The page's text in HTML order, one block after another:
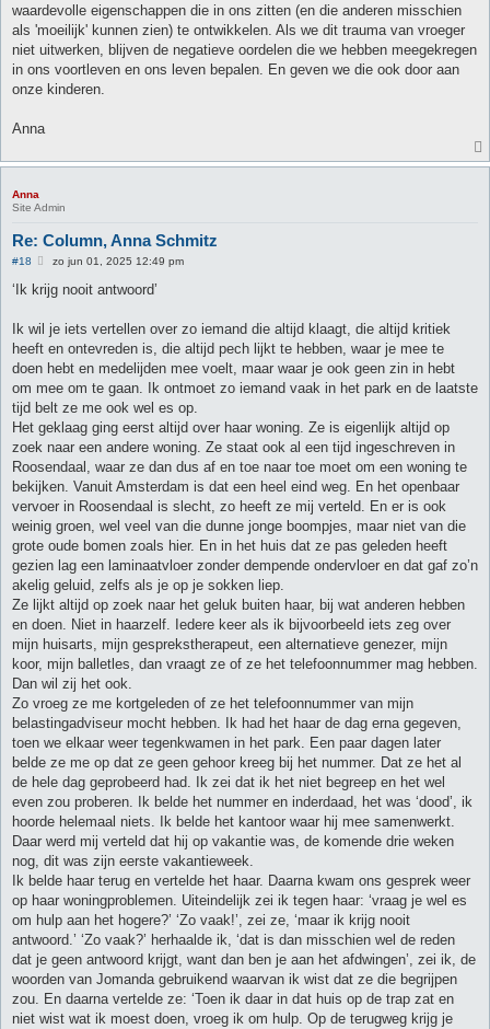
waardevolle eigenschappen die in ons zitten (en die anderen misschien
als 'moeilijk' kunnen zien) te ontwikkelen. Als we dit trauma van vroeger
niet uitwerken, blijven de negatieve oordelen die we hebben meegekregen
in ons voortleven en ons leven bepalen. En geven we die ook door aan
onze kinderen.
Anna
Anna
Site Admin
Re: Column, Anna Schmitz
#18
B
r
i
h
t
zo jun 01, 2025 12:49 pm
‘Ik krijg nooit antwoord’
Ik wil je iets vertellen over zo iemand die altijd klaagt, die altijd kritiek
heeft en ontevreden is, die altijd pech lijkt te hebben, waar je mee te
doen hebt en medelijden mee voelt, maar waar je ook geen zin in hebt
om mee om te gaan. Ik ontmoet zo iemand vaak in het park en de laatste
tijd belt ze me ook wel es op.
Het geklaag ging eerst altijd over haar woning. Ze is eigenlijk altijd op
zoek naar een andere woning. Ze staat ook al een tijd ingeschreven in
Roosendaal, waar ze dan dus af en toe naar toe moet om een woning te
bekijken. Vanuit Amsterdam is dat een heel eind weg. En het openbaar
vervoer in Roosendaal is slecht, zo heeft ze mij verteld. En er is ook
weinig groen, wel veel van die dunne jonge boompjes, maar niet van die
grote oude bomen zoals hier. En in het huis dat ze pas geleden heeft
gezien lag een laminaatvloer zonder dempende ondervloer en dat gaf zo’n
akelig geluid, zelfs als je op je sokken liep.
Ze lijkt altijd op zoek naar het geluk buiten haar, bij wat anderen hebben
en doen. Niet in haarzelf. Iedere keer als ik bijvoorbeeld iets zeg over
mijn huisarts, mijn gesprekstherapeut, een alternatieve genezer, mijn
koor, mijn balletles, dan vraagt ze of ze het telefoonnummer mag hebben.
Dan wil zij het ook.
Zo vroeg ze me kortgeleden of ze het telefoonnummer van mijn
belastingadviseur mocht hebben. Ik had het haar de dag erna gegeven,
toen we elkaar weer tegenkwamen in het park. Een paar dagen later
belde ze me op dat ze geen gehoor kreeg bij het nummer. Dat ze het al
de hele dag geprobeerd had. Ik zei dat ik het niet begreep en het wel
even zou proberen. Ik belde het nummer en inderdaad, het was ‘dood’, ik
hoorde helemaal niets. Ik belde het kantoor waar hij mee samenwerkt.
Daar werd mij verteld dat hij op vakantie was, de komende drie weken
nog, dit was zijn eerste vakantieweek.
Ik belde haar terug en vertelde het haar. Daarna kwam ons gesprek weer
op haar woningproblemen. Uiteindelijk zei ik tegen haar: ‘vraag je wel es
om hulp aan het hogere?’ ‘Zo vaak!’, zei ze, ‘maar ik krijg nooit
antwoord.’ ‘Zo vaak?’ herhaalde ik, ‘dat is dan misschien wel de reden
dat je geen antwoord krijgt, want dan ben je aan het afdwingen’, zei ik, de
woorden van Jomanda gebruikend waarvan ik wist dat ze die begrijpen
zou. En daarna vertelde ze: ‘Toen ik daar in dat huis op de trap zat en
niet wist wat ik moest doen, vroeg ik om hulp. Op de terugweg krijg je